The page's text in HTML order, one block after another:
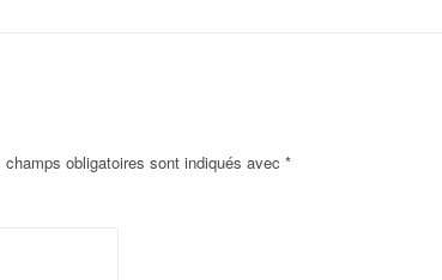
champs obligatoires sont indiqués avec *